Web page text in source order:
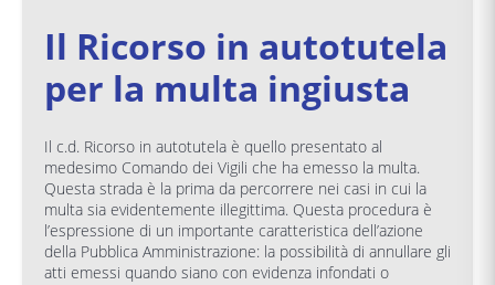
Il Ricorso in autotutela
per la multa ingiusta
Il c.d. Ricorso in autotutela è quello presentato al
medesimo Comando dei Vigili che ha emesso la multa.
Questa strada è la prima da percorrere nei casi in cui la
multa sia evidentemente illegittima. Questa procedura è
l’espressione di un importante caratteristica dell’azione
della Pubblica Amministrazione: la possibilità di annullare gli
atti emessi quando siano con evidenza infondati o